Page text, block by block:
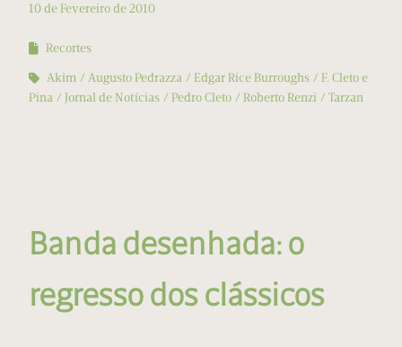
10 de Fevereiro de 2010
Recortes
Akim
Augusto Pedrazza Edgar Rice Burroughs
F. Cleto e
Pina
Jornal de Notícias Pedro Cleto Roberto Renzi Tarzan
Banda desenhada: o
regresso dos clássicos